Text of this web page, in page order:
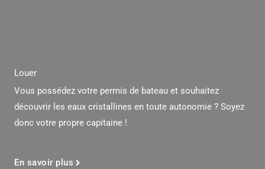
Louer
Vous possédez votre permis de bateau et souhaitez
découvrir les eaux cristallines en toute autonomie ? Soyez
donc votre propre capitaine !
En savoir plus